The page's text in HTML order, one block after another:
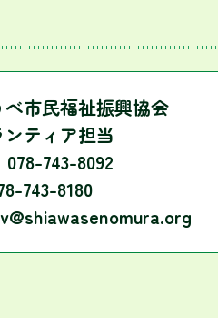
市民福祉振興協会
ティア担当
743-8092
743-8180